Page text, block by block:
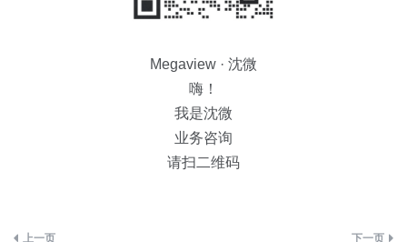
Megaview · 沈微
嗨！
我是沈微
业务咨询
请扫二维码